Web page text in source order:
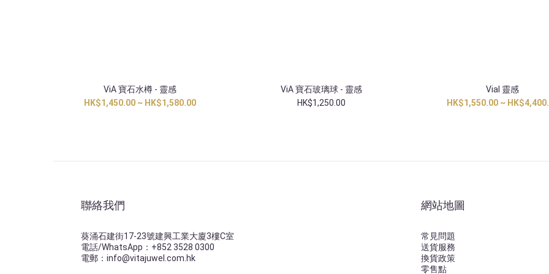
ViA 寶石水樽 - 靈感
HK$1,450.00 ~ HK$1,580.00
ViA 寶石玻璃球 - 靈感
HK$1,250.00
Vial 靈感
HK$1,550.00 ~
聯絡我們
葵涌石建街17-23號建興工業大廈3樓C室
電話/WhatsApp：+852 3528 0300
電郵：info@vitajuwel.com.hk
網站地圖
常見問題
送貨服務
換貨政策
零售點